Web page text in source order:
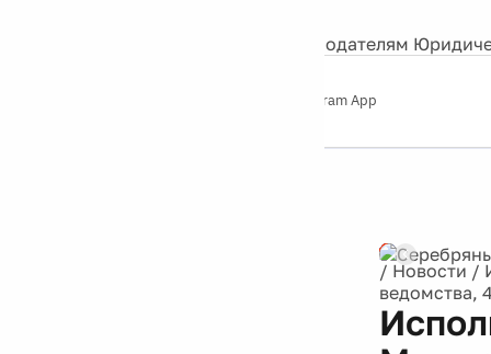
Рекламодателям
Telegram App
/ Новости /
ведомства,